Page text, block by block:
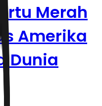
Merah
Amerika
Dunia